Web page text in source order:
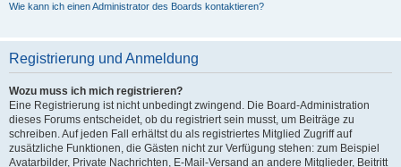
Wie kann ich einen Administrator des Boards kontaktieren?
Registrierung und Anmeldung
Wozu muss ich mich registrieren?
Eine Registrierung ist nicht unbedingt zwingend. Die Board-Administration
dieses Forums entscheidet, ob du registriert sein musst, um Beiträge zu
schreiben. Auf jeden Fall erhältst du als registriertes Mitglied Zugriff auf
zusätzliche Funktionen, die Gästen nicht zur Verfügung stehen: zum Beispiel
Avatarbilder, Private Nachrichten, E-Mail-Versand an andere Mitglieder, Beitritt